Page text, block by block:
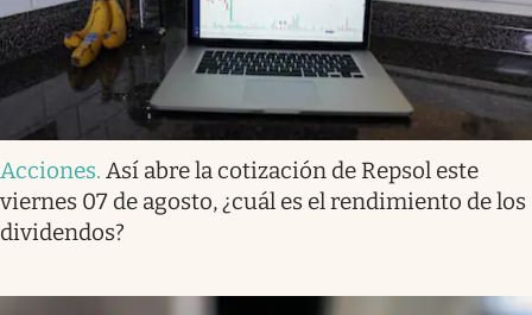
Acciones. Así abre la cotización de Repsol este
viernes 07 de agosto, ¿cuál es el rendimiento de los
dividendos?